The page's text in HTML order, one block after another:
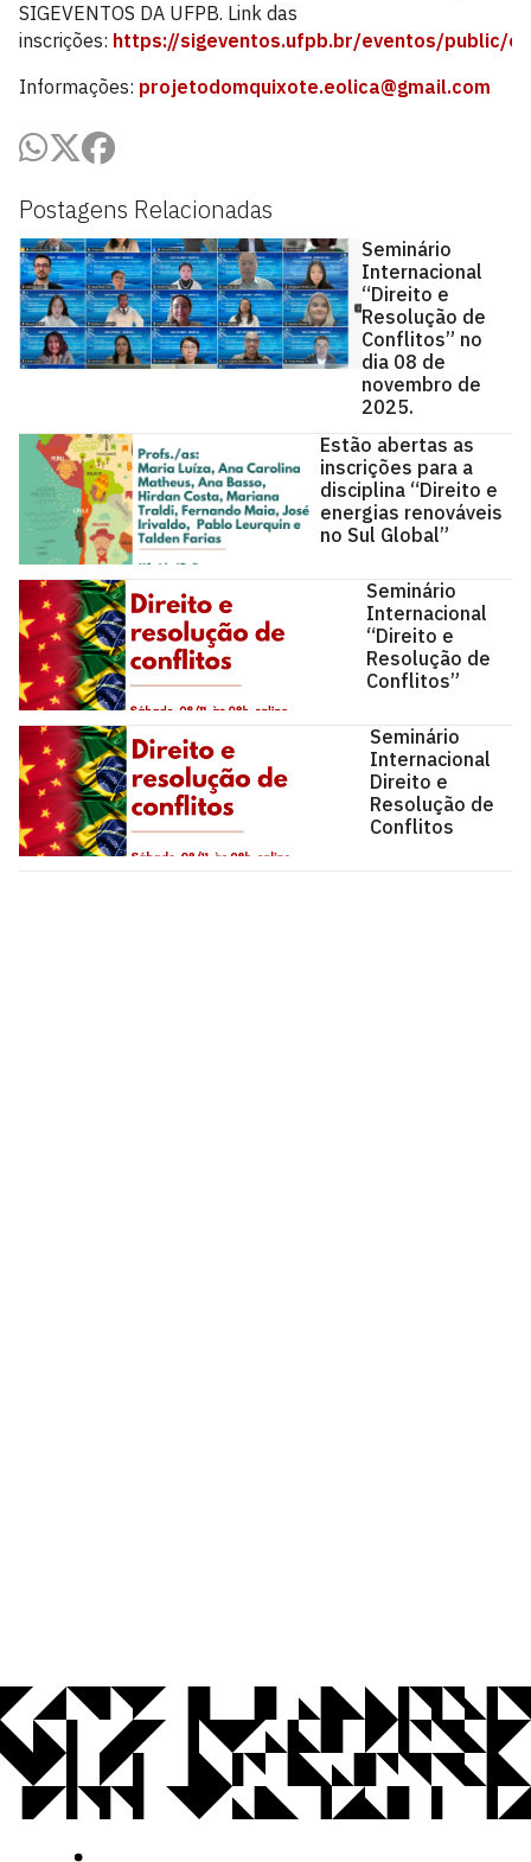
Postagens Relacionadas
Seminário
Internacional
“Direito e
Resolução de
Conflitos” no
dia 08 de
novembro de
2025.
Estão abertas as
inscrições para a
disciplina “Direito e
energias renováveis
no Sul Global”
Seminário
Internacional
“Direito e
Resolução de
Conflitos”
Seminário
Internacional
Direito e
Resolução de
Conflitos
SIGEVENTOS DA UFPB. Link das
inscrições: https://sigeventos.ufpb.br/eventos/public/
Informações: projetodomquixote.eolica@gmail.com